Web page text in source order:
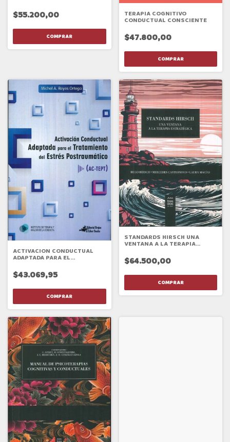
$55.200,00 TERAPIA COGNITIVO
CONDUCTUAL CONSCIENTE
$47.800,00
ACTIVACION CONDUCTUAL
ADAPTADA PARA EL
POSTRAUMATICO
$43.069,95
STANDARDS HIRSCH UNA
VENTANA A LA TERAPIA
$64.500,00